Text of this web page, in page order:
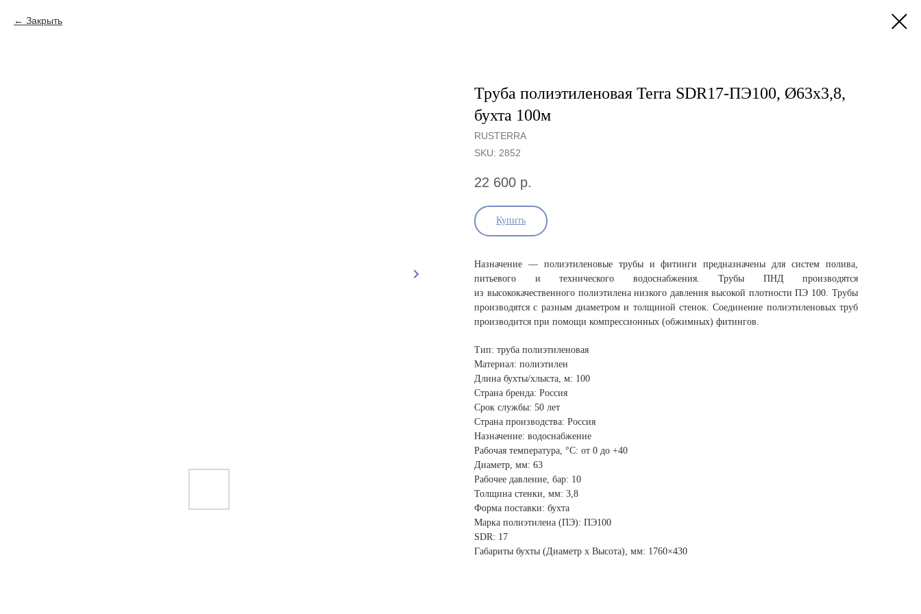
Закрыть
Труба полиэтиленовая Terra SDR17-ПЭ100, Ø63х3,8,
бухта 100м
RUSTERRA
SKU: 2852
22 600 р.
Купить
Назначение — полиэтиленовые трубы и фитинги предназначены для систем полива,
питьевого и технического водоснабжения. Трубы ПНД производятся
из высококачественного полиэтилена низкого давления высокой плотности ПЭ 100. Трубы
производятся с разным диаметром и толщиной стенок. Соединение полиэтиленовых труб
производится при помощи компрессионных (обжимных) фитингов.
Тип: труба полиэтиленовая
Материал: полиэтилен
Длина бухты/хлыста, м: 100
Страна бренда: Россия
Срок службы: 50 лет
Страна производства: Россия
Назначение: водоснабжение
Рабочая температура, °С: от 0 до +40
Диаметр, мм: 63
Рабочее давление, бар: 10
Толщина стенки, мм: 3,8
Форма поставки: бухта
Марка полиэтилена (ПЭ): ПЭ100
SDR: 17
Габариты бухты (Диаметр х Высота), мм: 1760×430